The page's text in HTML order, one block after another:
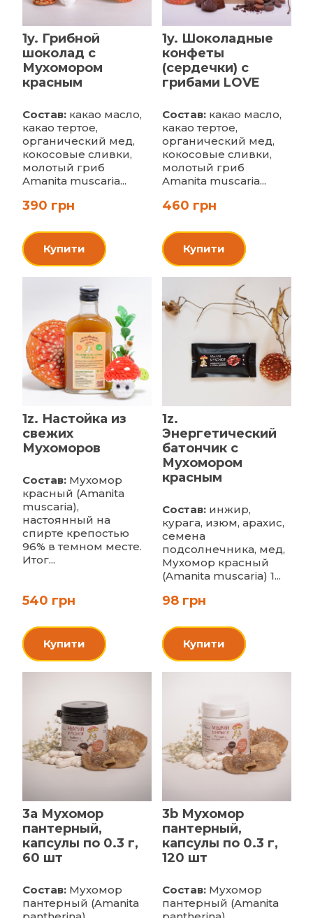
1y. Грибной
шоколад с
Мухомором
красным
Состав: какао масло,
какао тертое,
органический мед,
кокосовые сливки,
молотый гриб
Amanita muscaria...
390 грн
Купити
1y. Шоколадные
конфеты
(сердечки) с
грибами LOVE
Состав: какао масло,
какао тертое,
органический мед,
кокосовые сливки,
молотый гриб
Amanita muscaria...
460 грн
Купити
1z. Настойка из
свежих
Мухоморов
Состав: Мухомор
красный (Amanita
muscaria),
настоянный на
спирте крепостью
96% в темном месте.
Итог...
540 грн
Купити
1z.
Энергетический
батончик с
Мухомором
красным
Состав:инжир,
курага, изюм, арахис,
семена
подсолнечника, мед,
Мухомор красный
(Amanita muscaria) 1...
98 грн
Купити
3a Мухомор
пантерный,
капсулы по 0.3 г,
60 шт
Состав:Мухомор
пантерный (Amanita
3b Мухомор
пантерный,
капсулы по 0.3 г,
120 шт
Состав: Мухомор
пантерный (Amanita